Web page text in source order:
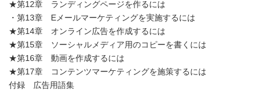
★第12章 ランディングページを作るには
・第13章 Eメールマーケティングを実施するには
★第14章 オンライン広告を作成するには
★第15章 ソーシャルメディア用のコピーを書くには
★第16章 動画を作成するには
★第17章 コンテンツマーケティングを施策するには
付録 広告用語集